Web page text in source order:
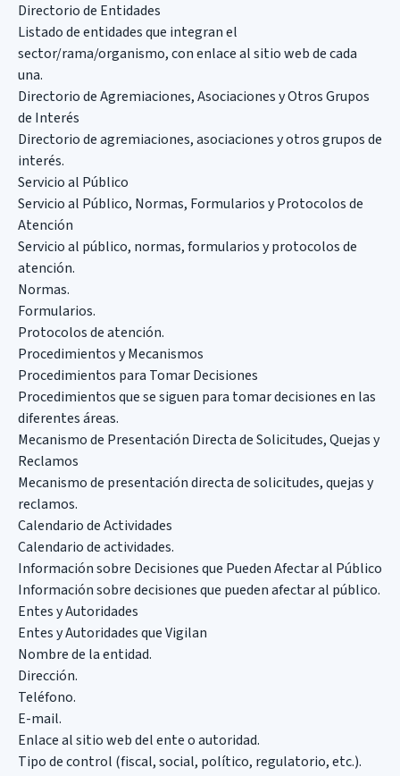
Directorio de Entidades
Listado de entidades que integran el
sector/rama/organismo, con enlace al sitio web de cada
una.
Directorio de Agremiaciones, Asociaciones y Otros Grupos
de Interés
Directorio de agremiaciones, asociaciones y otros grupos de
interés.
Servicio al Público
Servicio al Público, Normas, Formularios y Protocolos de
Atención
Servicio al público, normas, formularios y protocolos de
atención.
Normas.
Formularios.
Protocolos de atención.
Procedimientos y Mecanismos
Procedimientos para Tomar Decisiones
Procedimientos que se siguen para tomar decisiones en las
diferentes áreas.
Mecanismo de Presentación Directa de Solicitudes, Quejas y
Reclamos
Mecanismo de presentación directa de solicitudes, quejas y
reclamos.
Calendario de Actividades
Calendario de actividades.
Información sobre Decisiones que Pueden Afectar al Público
Información sobre decisiones que pueden afectar al público.
Entes y Autoridades
Entes y Autoridades que Vigilan
Nombre de la entidad.
Dirección.
Teléfono.
E-mail.
Enlace al sitio web del ente o autoridad.
Tipo de control (fiscal, social, político, regulatorio, etc.).